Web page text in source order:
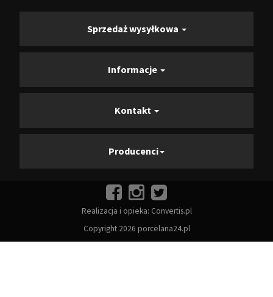
Sprzedaż wysyłkowa
Informacje
Kontakt
Producenci
Realizacja i opieka: Convertis.pl
Copyright 2026 porcelana24.pl